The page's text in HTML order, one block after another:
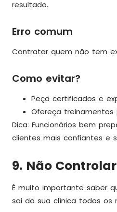
resultado.
Erro comum
Contratar quem não tem
Como evitar?
Peça certificados e
Ofereça treinamentos
Dica: Funcionários bem
clientes mais confiantes e
9. Não
É muito importante saber
sai da sua clínica todos os